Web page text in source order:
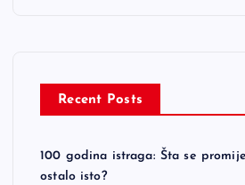
Recent Posts
100 godina istraga: Šta se
ostalo isto?